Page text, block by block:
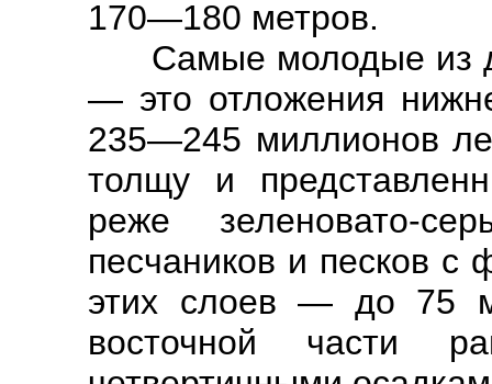
170—180 метров.
Самые молодые из
— это отложения
235—245 миллионов
толщу и
реже зеленовато-
песчаников и песков с
этих слоев — до 75
восточной части